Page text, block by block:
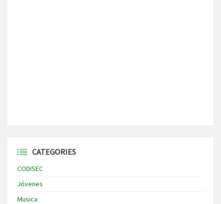
CATEGORIES
CODISEC
Jóvenes
Musica